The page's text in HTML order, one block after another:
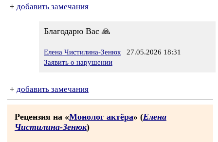
+ добавить замечания
Благодарю Вас 🙏
Елена Чистилина-Зенюк 27.05.2026 18:31
Заявить о нарушении
+ добавить замечания
Рецензия на «Монолог актёра» (Елена
Чистилина-Зенюк)